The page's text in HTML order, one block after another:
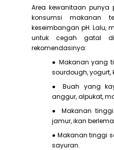
Area kewanitaan
konsumsi makanan
keseimbangan pH. Lalu,
untuk cegah gatal
rekomendasinya:
● Makanan yang
sourdough, yogurt,
● Buah yang
anggur, alpukat,
● Makanan tinggi
jamur, ikan
● Makanan tinggi
sayuran.